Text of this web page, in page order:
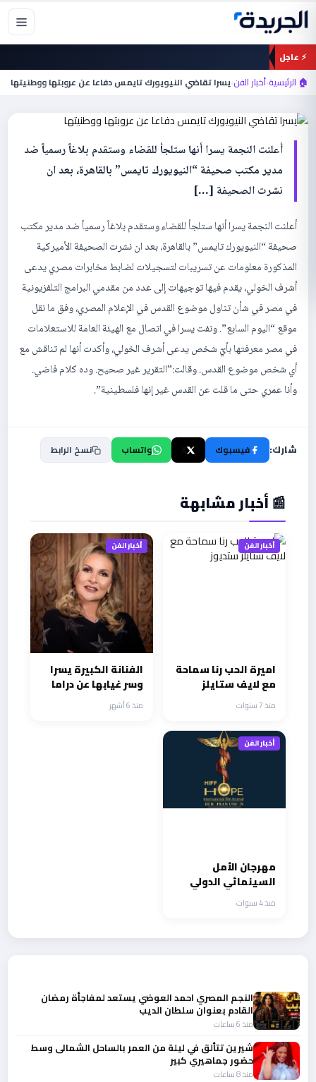
تخطي
المحتوى
⚡ عاجل
🏠 الرئيسية›أخبار الفن›يسرا تقاضي النيويورك تايمس دفاعا عن عروبتها ووطنيتها
أخبار الفن
يسرا تقاضي النيويورك تايمس دفاعا عن
أعلنت النجمة يسرا أنها ستلجأ للقضاء وستقدم بلاغاً رسمياً ضد
مدير مكتب صحيفة “النيويورك تايمس” بالقاهرة، بعد ان
نشرت الصحيفة […]
أعلنت النجمة يسرا أنها ستلجأ للقضاء وستقدم بلاغاً رسمياً ضد مدير مكتب
صحيفة “النيويورك تايمس” بالقاهرة، بعد ان نشرت الصحيفة الأميركية
المذكورة معلومات عن تسريبات لتسجيلات لضابط مخابرات مصري يدعى
أشرف الخولي، يقدم فيها توجيهات إلى عدد من مقدمي البرامج التلفزيونية
في مصر في شأن تناول موضوع القدس في الإعلام المصري، وفق ما نقل
موقع “اليوم السابع”. ونفت يسرا في اتصال مع الهيئة العامة للاستعلامات
في مصر معرفتها بأيّ شخص يدعى أشرف الخولي، وأكدت أنها لم تناقش مع
أي شخص موضوع القدس. وقالت:”التقرير غير صحيح. وده كلام فاضي.
وأنا عمري حتى ما قلت عن القدس غير إنها فلسطينية”.
شارك: فيسبوك واتساب نسخ الرابط
📰 أخبار مشابهة
أخبار الفن
اميرة الحب رنا سماحة
مع لايف ستايلز
ستديوزمنذ 7 سنوات
أخبار الفن
الفنانة الكبيرة يسرا
وسر غيابها عن دراما
رمضانمنذ 6 أشهر
أخبار الفن
‎مهرجان الأمل
السينمائي الدولي
يعلن عن دورته الثانيةمنذ 4 سنوات
النجم المصري احمد العوضي يستعد لمفاجأة رمضان
القادم بعنوان سلطان الديب
منذ 6 ساعات
شيرين تتألق في ليلة من العمر بالساحل الشمالى وسط
حضور جماهيري كبير
منذ 8 ساعات